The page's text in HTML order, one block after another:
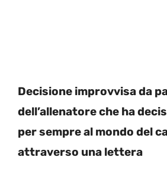
Decisione improvvisa da
dell’allenatore che ha
per sempre al mondo del
attraverso una lettera